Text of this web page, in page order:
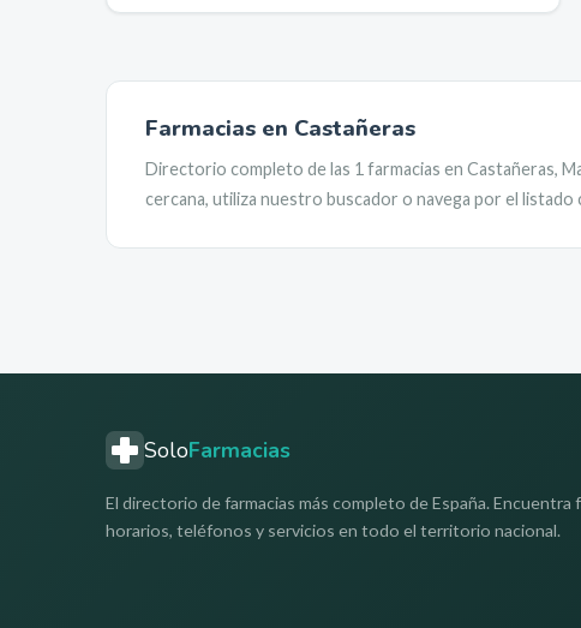
Farmacias en Castañeras
Directorio completo de las 1 farmacias en Castañeras,
cercana, utiliza nuestro buscador o navega por el listado
SoloFarmacias
El directorio de farmacias más completo de España. Encuentra
horarios, teléfonos y servicios en todo el territorio nacional.